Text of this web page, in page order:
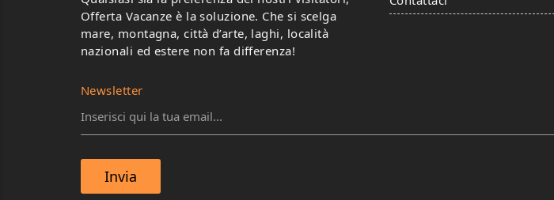
Offerta Vacanze è la soluzione. Che si scelga
mare, montagna, città d’arte, laghi, località
nazionali ed estere non fa differenza!
Newsletter